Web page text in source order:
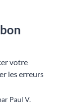
votre
les erreurs
Paul V.